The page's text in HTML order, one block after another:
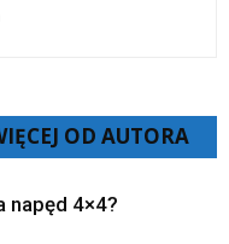
OD AUTORA
napęd 4×4?